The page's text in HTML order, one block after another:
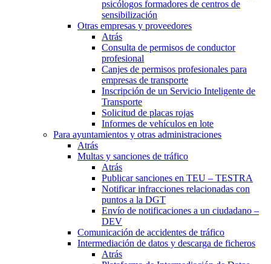
psicólogos formadores de centros de
sensibilización
Otras empresas y proveedores
Atrás
Consulta de permisos de conductor
profesional
Canjes de permisos profesionales para
empresas de transporte
Inscripción de un Servicio Inteligente de
Transporte
Solicitud de placas rojas
Informes de vehículos en lote
Para ayuntamientos y otras administraciones
Atrás
Multas y sanciones de tráfico
Atrás
Publicar sanciones en TEU – TESTRA
Notificar infracciones relacionadas con
puntos a la DGT
Envío de notificaciones a un ciudadano –
DEV
Comunicación de accidentes de tráfico
Intermediación de datos y descarga de ficheros
Atrás